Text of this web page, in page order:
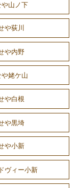
山ノ下
や荻川
や内野
姥ケ山
や白根
や黒埼
や小新
ヴィー小新